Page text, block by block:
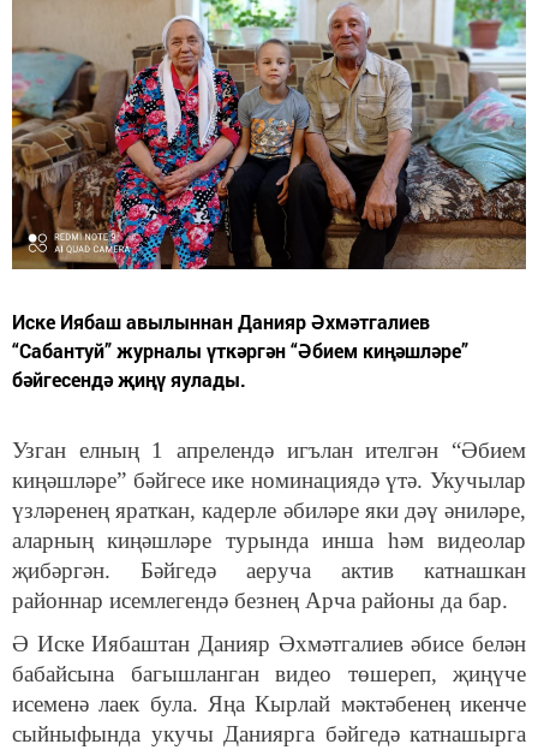
Иске Иябаш авылыннан Данияр Әхмәтгалиев
“Сабантуй” журналы үткәргән “Әбием киңәшләре”
бәйгесендә җиңү яулады.
Узган елның 1 апрелендә игълан ителгән “Әбием
киңәшләре” бәйгесе ике номинациядә үтә. Укучылар
үзләренең яраткан, кадерле әбиләре яки дәү әниләре,
аларның киңәшләре турында инша һәм видеолар
җибәргән. Бәйгедә аеруча актив катнашкан
районнар исемлегендә безнең Арча районы да бар.
Ә Иске Иябаштан Данияр Әхмәтгалиев әбисе белән
бабайсына багышланган видео төшереп, җиңүче
исеменә лаек була. Яңа Кырлай мәктәбенең икенче
сыйныфында укучы Даниярга бәйгедә катнашырга